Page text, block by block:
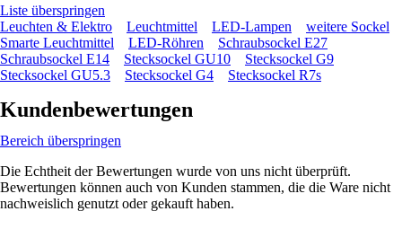
Liste überspringen
Leuchten & Elektro
Leuchtmittel LED-Lampen
weitere Sockel
Smarte Leuchtmittel
LED-Röhren
Schraubsockel E27
Schraubsockel E14
Stecksockel GU10
Stecksockel G9
Stecksockel GU5.3
Stecksockel G4 Stecksockel R7s
Kundenbewertungen
Bereich überspringen
Die Echtheit der Bewertungen wurde von uns nicht überprüft.
Bewertungen können auch von Kunden stammen, die die Ware nicht
nachweislich genutzt oder gekauft haben.